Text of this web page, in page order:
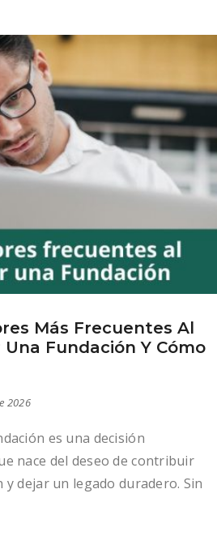
Más Frecuentes Al
Fundación Y Cómo
2026
es una decisión
nace del deseo de contribuir
y dejar un legado duradero. Sin
ciertos errores frecuentes